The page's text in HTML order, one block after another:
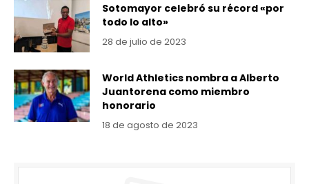
Sotomayor celebró su récord «por
todo lo alto»
28 de julio de 2023
World Athletics nombra a Alberto
Juantorena como miembro
honorario
18 de agosto de 2023